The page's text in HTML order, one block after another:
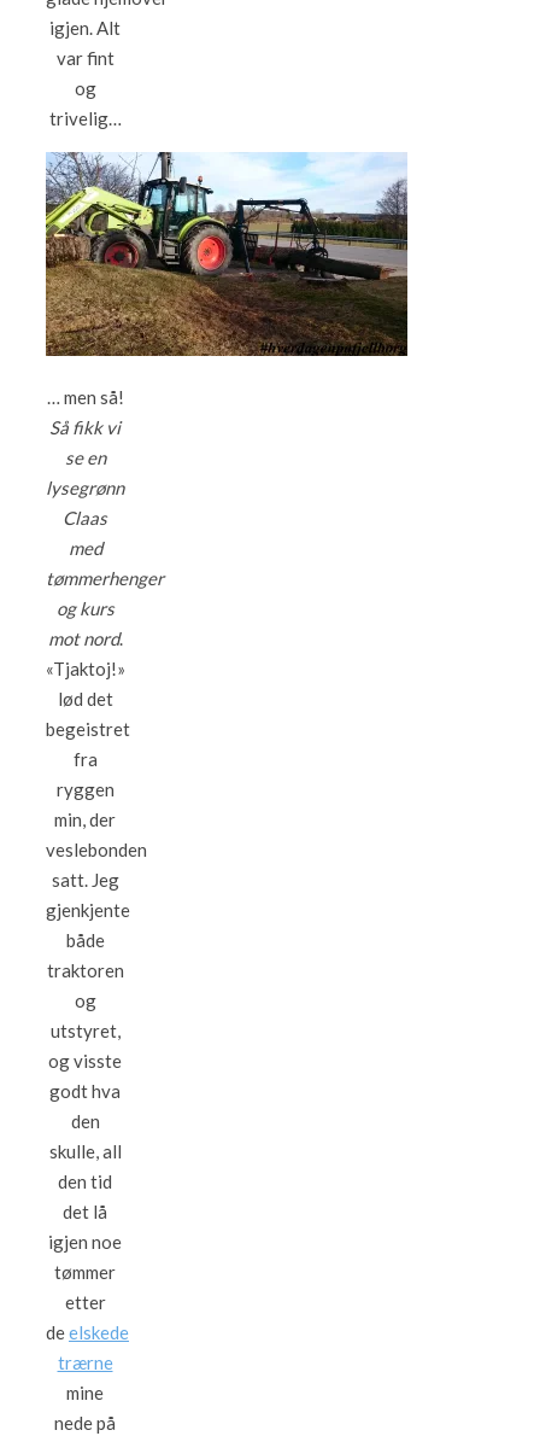
igjen. Alt
var fint
og
trivelig…
… men så!
Så fikk vi
se en
lysegrønn
Claas
med
tømmerhenger
og kurs
mot nord.
«Tjaktoj!»
lød det
begeistret
fra
ryggen
min, der
veslebonden
satt. Jeg
gjenkjente
både
traktoren
og
utstyret,
og visste
godt hva
den
skulle, all
den tid
det lå
igjen noe
tømmer
etter
deelskede
trærne
mine
nede på